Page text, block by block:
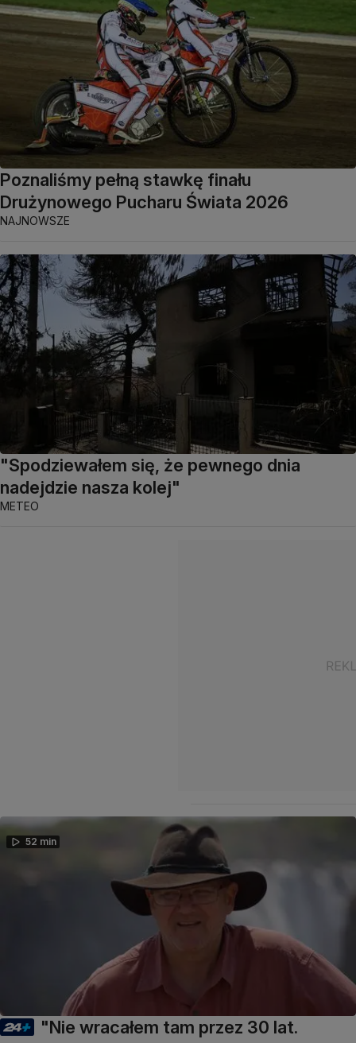
Poznaliśmy pełną stawkę finału
Drużynowego Pucharu Świata 2026
NAJNOWSZE
"Spodziewałem się, że pewnego dnia
nadejdzie nasza kolej"
METEO
52 min
"Nie wracałem tam przez 30 lat.